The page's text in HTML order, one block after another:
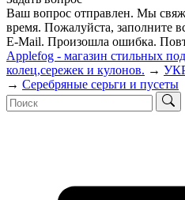
Ваш вопрос отправлен. Мы
время. Пожалуйста, заполните
E-Mail. Произошла ошибка.
Applefog - магазин стильных
колец,сережек и кулонов. →
→ Серебряные серьги и пусеты